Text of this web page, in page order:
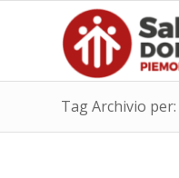
Tag Archivio